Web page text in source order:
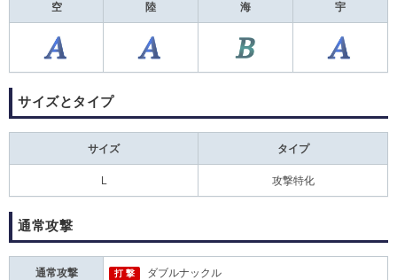
空 陸 海 宇
サイズとタイプ
サイズ タイプ
攻撃特化
通常攻撃
通常攻撃 打 撃 ダブルナックル